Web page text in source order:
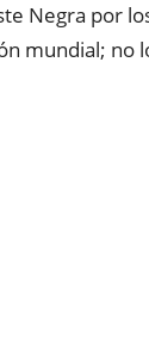
Negra por
mundial; no